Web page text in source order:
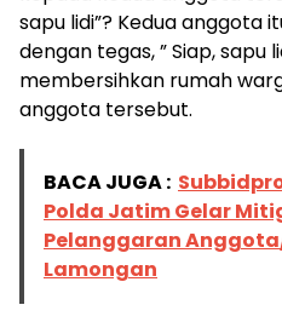
sapu lidi”? Kedua anggota
dengan tegas, ” Siap, sapu
membersihkan rumah
anggota tersebut.
BACA JUGA :
Polda Jatim Gelar
Pelanggaran
Lamongan